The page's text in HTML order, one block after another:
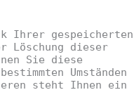
Ihrer gespeicherten
Löschung dieser
Sie diese
Umständen
steht Ihnen ein